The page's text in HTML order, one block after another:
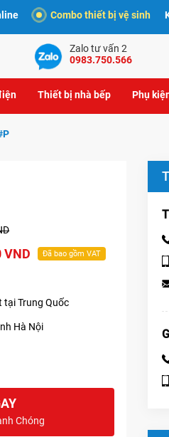
Combo thiết bị vệ sinh
Zalo tư vấn 2
0983.750.566
Thiết bị nhà bếp Phụ
VND Đã bao gồm VAT
tại Trung Quốc
Hà Nội
Chóng